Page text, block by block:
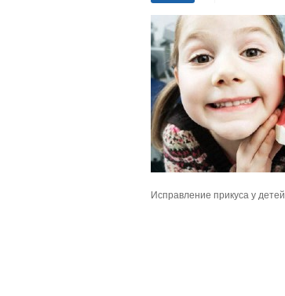
Исправление прикуса у детей